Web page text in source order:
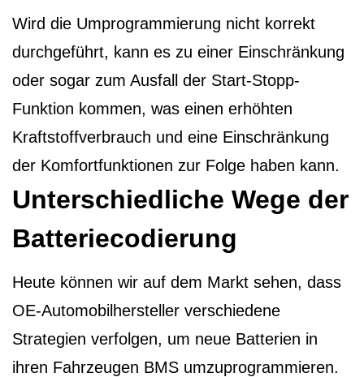
Wird die Umprogrammierung nicht korrekt
durchgeführt, kann es zu einer Einschränkung
oder sogar zum Ausfall der Start-Stopp-
Funktion kommen, was einen erhöhten
Kraftstoffverbrauch und eine Einschränkung
der Komfortfunktionen zur Folge haben kann.
Unterschiedliche Wege der
Batteriecodierung
Heute können wir auf dem Markt sehen, dass
OE-Automobilhersteller verschiedene
Strategien verfolgen, um neue Batterien in
ihren Fahrzeugen BMS umzuprogrammieren.